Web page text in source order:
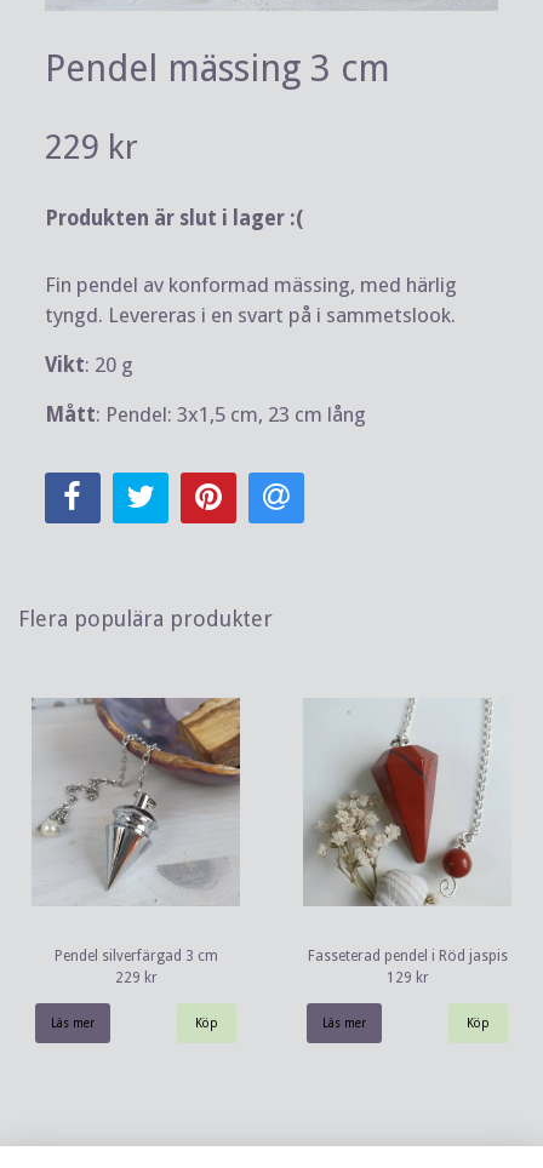
Pendel mässing 3 cm
229 kr
Produkten är slut i lager :(
Fin pendel av konformad mässing, med härlig
tyngd. Levereras i en svart på i sammetslook.
Vikt: 20 g
Mått: Pendel: 3x1,5 cm, 23 cm lång
Flera populära produkter
Pendel silverfärgad 3 cm
229 kr
Läs mer
Fasseterad pendel i Röd jaspis
129 kr
Läs mer